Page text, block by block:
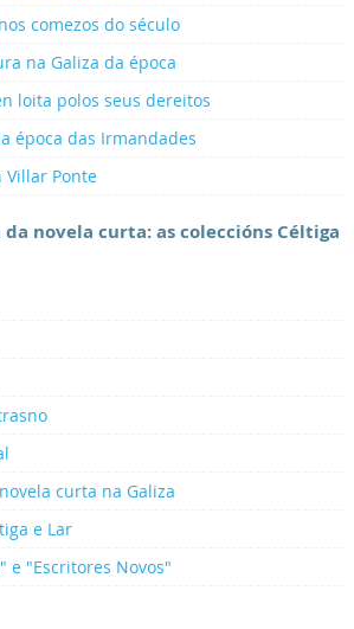
comezos do século
na Galiza da época
loita polos seus dereitos
época das Irmandades
Villar Ponte
novela curta: as coleccións Céltiga
curta na Galiza
e Lar
e "Escritores Novos"